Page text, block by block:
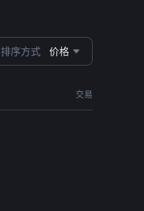
排序方式 价格
交易